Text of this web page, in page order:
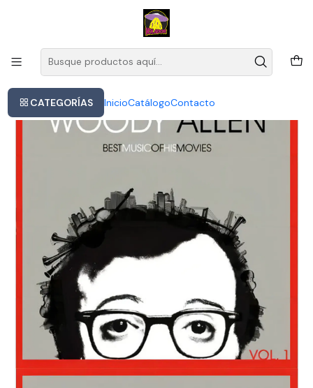
CATEGORÍAS InicioCatálogoContacto
Este es el texto del slide